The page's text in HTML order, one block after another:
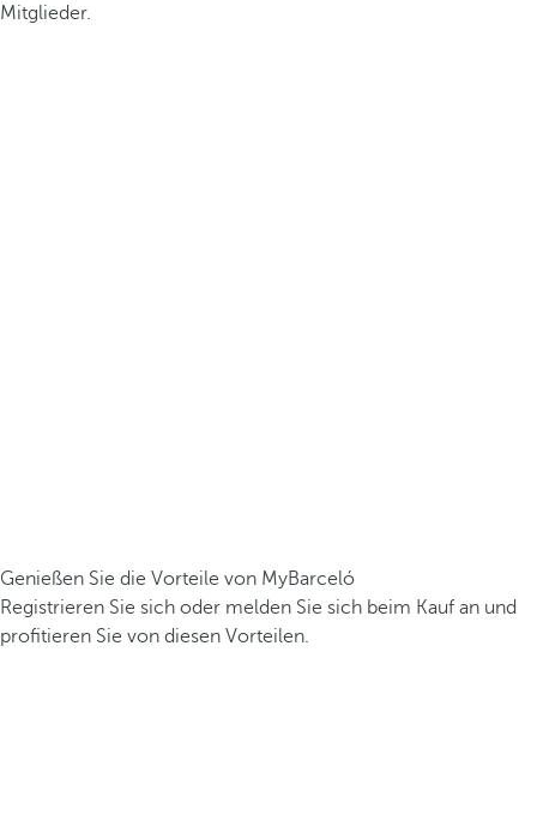
Mitglieder.
Genießen Sie die Vorteile von MyBarceló
Registrieren Sie sich oder melden Sie sich beim Kauf an und
profitieren Sie von diesen Vorteilen.